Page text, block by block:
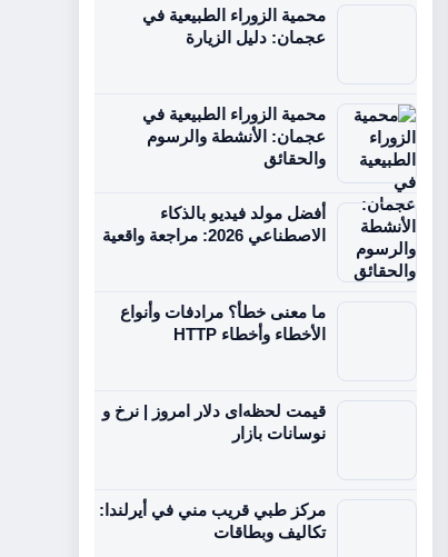
محمية الزوراء الطبيعية في
عجمان: دليل الزيارة
محمية الزوراء الطبيعية في
عجمان: الأنشطة والرسوم
والحقائق
أفضل مولد فيديو بالذكاء
الاصطناعي 2026: مراجعة واقعية
ما معنى خطأ؟ مرادفات وأنواع
الأخطاء وأخطاء HTTP
قیمت لحظه‌ای دلار امروز | نرخ و
نوسانات بازار
مركز طبي قريب مني في أيرلندا:
تكاليف وبطاقات